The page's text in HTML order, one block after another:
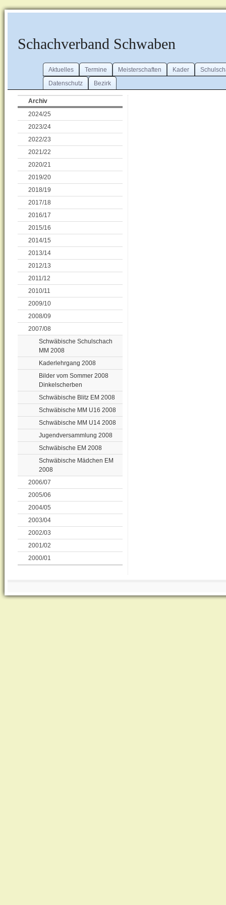
Schachverband Schwaben
Aktuelles Termine Meisterschaften Kader
Datenschutz
Bezirk
Archiv
2024/25
2023/24
2022/23
2021/22
2020/21
2019/20
2018/19
2017/18
2016/17
2015/16
2014/15
2013/14
2012/13
2011/12
2010/11
2009/10
2008/09
2007/08
Schwäbische Schulschach
MM 2008
Kaderlehrgang 2008
Bilder vom Sommer 2008
Dinkelscherben
Schwäbische Blitz EM 2008
Schwäbische MM U16 2008
Schwäbische MM U14 2008
Jugendversammlung 2008
Schwäbische EM 2008
Schwäbische Mädchen EM
2008
2006/07
2005/06
2004/05
2003/04
2002/03
2001/02
2000/01